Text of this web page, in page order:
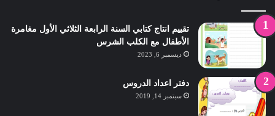
تقييم انتاج كتابي السنة الرابعة الثلاثي الأول مغامرة
الأطفال مع الكلب الشرس
ديسمبر 6, 2023
دفتر اعداد الدروس
سبتمبر 14, 2019